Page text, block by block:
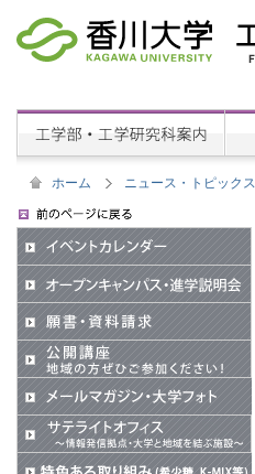
ホーム ニュース・トピックス